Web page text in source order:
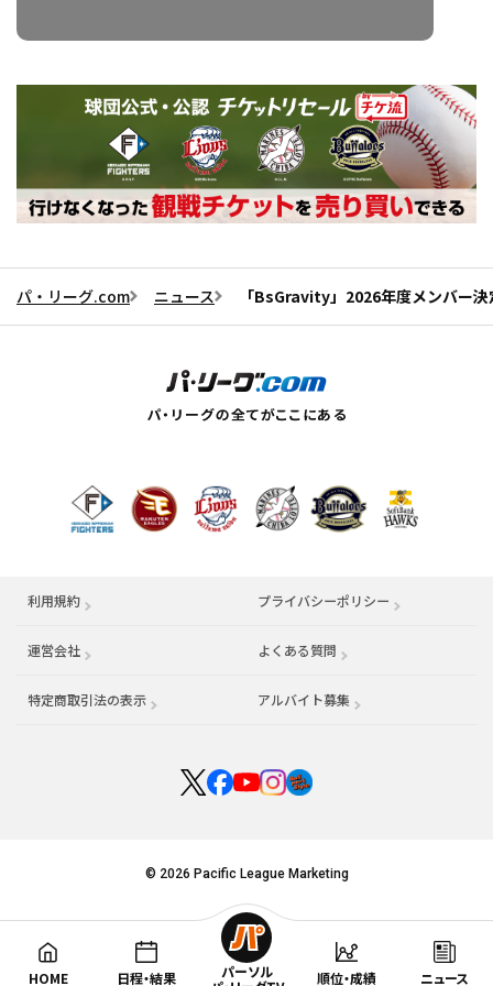
パ・リーグ.com ニュース 「BsGravity」2026年度メンバー
利用規約 プライバシーポリシー
運営会社 （別ウィンドウで開く） よくある質問
特定商取引法の表示 アルバイト募集 （別ウィンドウで開く
© 2026 Pacific League Marketing
HOME 日程・結果
パーソル
順位・成績 ニュース